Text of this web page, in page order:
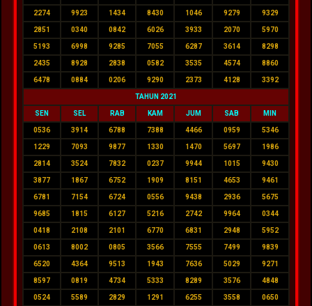
2274 9923 1434 8430 1046 9279 9329
2851 0340 0842 6026 3933 2070 5970
5193 6998 9285 7055 6287 3614 8298
2435 8928 2838 0582 3535 4574 8860
6478 0884 0206 9290 2373 4128 3392
TAHUN 2021
SEN SEL RAB KAM JUM SAB MIN
0536 3914 6788 7388 4466 0959 5346
1229 7093 9877 1330 1470 5697 1986
2814 3524 7832 0237 9944 1015 9430
3877 1867 6752 1909 8151 4653 9461
6781 7154 6724 0556 9438 2936 5675
9685 1815 6127 5216 2742 9964 0344
0418 2108 2101 6770 6831 2948 5952
0613 8002 0805 3566 7555 7499 9839
6520 4364 9513 1943 7636 5029 9271
8597 0819 4734 5333 8289 3576 4848
0524 5589 2829 1291 6255 3558 0650